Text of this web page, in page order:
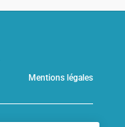
Mentions légales